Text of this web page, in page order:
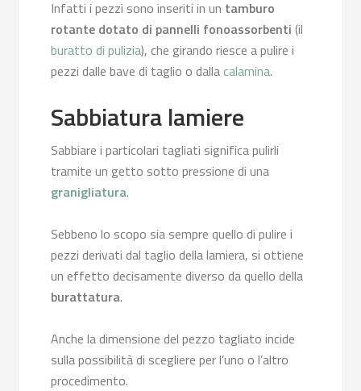
Infatti i pezzi sono inseriti in un tamburo
rotante dotato di pannelli fonoassorbenti (il
buratto di pulizia), che girando riesce a pulire i
pezzi dalle bave di taglio o dallacalamina.
Sabbiatura lamiere
Sabbiare i particolari tagliati significa pulirli
tramite un getto sotto pressione di una
granigliatura.
Sebbeno lo scopo sia sempre quello di pulire i
pezzi derivati dal taglio della lamiera, si ottiene
un effetto decisamente diverso da quello della
burattatura.
Anche la dimensione del pezzo tagliato incide
sulla possibilità di scegliere per l’uno o l’altro
procedimento.